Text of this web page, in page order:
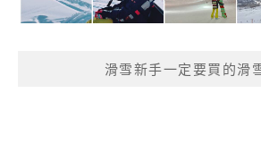
滑雪新手一定要買的滑